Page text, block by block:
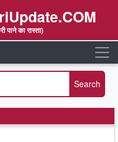
पाने का रास्ता)